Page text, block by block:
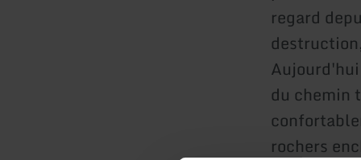
regard
du chemin
rochers